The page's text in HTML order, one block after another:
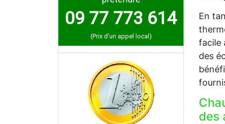
09 77 773 614
(Prix d'un appel local)
En
facile
des
des